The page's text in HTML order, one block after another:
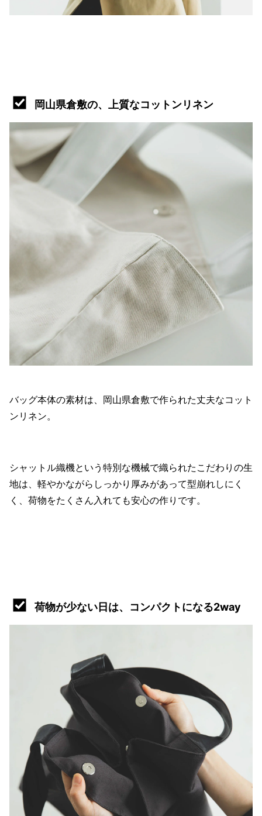
岡山県倉敷の、上質なコットンリネン
バッグ本体の素材は、岡山県倉敷で作られた丈夫なコット
ンリネン。
シャットル織機という特別な機械で織られたこだわりの生
地は、軽やかながらしっかり厚みがあって型崩れしにく
く、荷物をたくさん入れても安心の作りです。
荷物が少ない日は、コンパクトになる2way